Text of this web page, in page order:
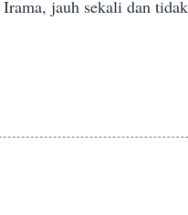
jauh sekali dan